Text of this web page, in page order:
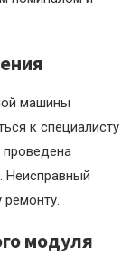
машины
к специалисту
Неисправный
модуля